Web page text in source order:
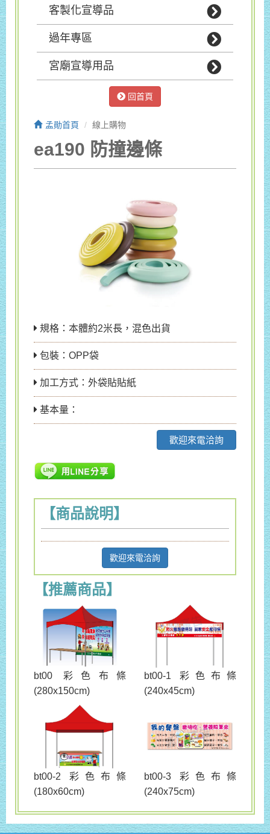
客製化宣導品
過年專區
宮廟宣導用品
回首頁
孟勛首頁 線上購物
ea190 防撞邊條
規格：本體約2米長，混色出貨
包裝：OPP袋
加工方式：外袋貼貼紙
基本量：
歡迎來電洽詢
【商品說明】
歡迎來電洽詢
【推薦商品】
bt00 彩色布條
(280x150cm)
bt00-1 彩色布條
(240x45cm)
bt00-2 彩色布條
(180x60cm)
bt00-3 彩色布條
(240x75cm)